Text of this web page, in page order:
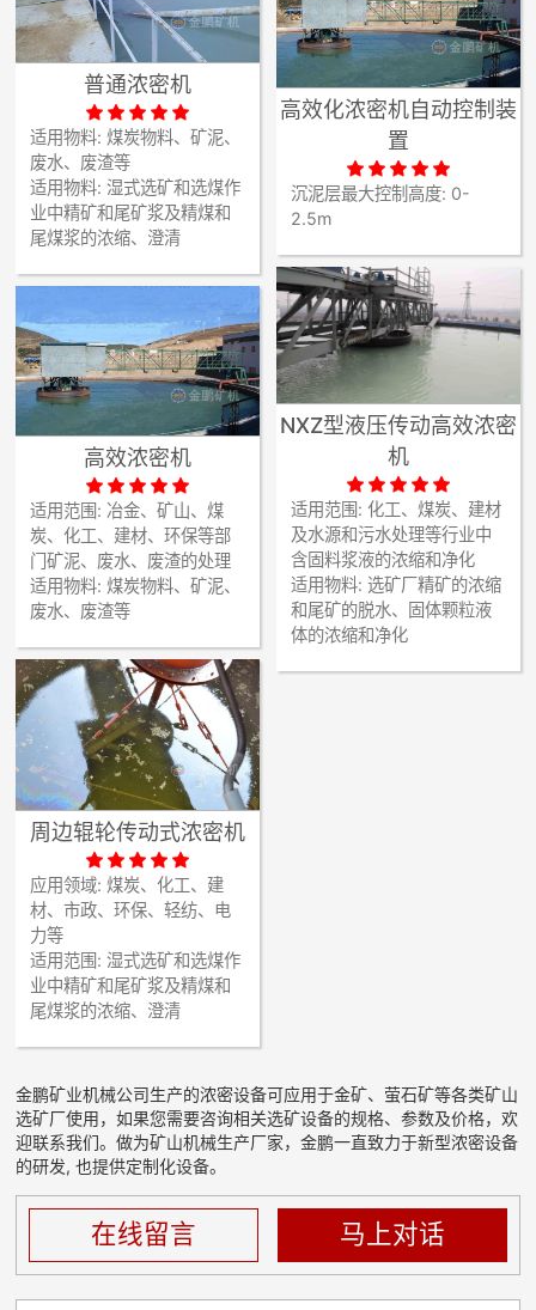
普通浓密机
    
适用物料:煤炭物料、矿泥、
废水、废渣等
适用物料:湿式选矿和选煤作
业中精矿和尾矿浆及精煤和
尾煤浆的浓缩、澄清
高效浓密机
    
适用范围: 冶金、矿山、煤
炭、化工、建材、环保等部
门矿泥、废水、废渣的处理
适用物料:煤炭物料、矿泥、
废水、废渣等
周边辊轮传动式浓密机
    
应用领域:煤炭、化工、建
材、市政、环保、轻纺、电
力等
适用范围:湿式选矿和选煤作
业中精矿和尾矿浆及精煤和
尾煤浆的浓缩、澄清
高效化浓密机自动控制装
置
    
沉泥层最大控制高度: 0-
2.5m
NXZ型液压传动高效浓密
机
    
适用范围: 化工、煤炭、建材
及水源和污水处理等行业中
含固料浆液的浓缩和净化
适用物料: 选矿厂精矿的浓缩
和尾矿的脱水、固体颗粒液
体的浓缩和净化
金鹏矿业机械公司生产的浓密设备可应用于金矿、萤石矿等各类矿山
选矿厂使用，如果您需要咨询相关选矿设备的规格、参数及价格，欢
迎联系我们。做为矿山机械生产厂家，金鹏一直致力于新型浓密设备
的研发, 也提供定制化设备。
在线留言 马上对话
 关于金鹏
发展历程
企业文化
专家团队
 联系我们